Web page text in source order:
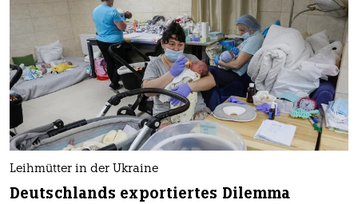
Leihmütter in der Ukraine
Deutschlands exportiertes Dilemma